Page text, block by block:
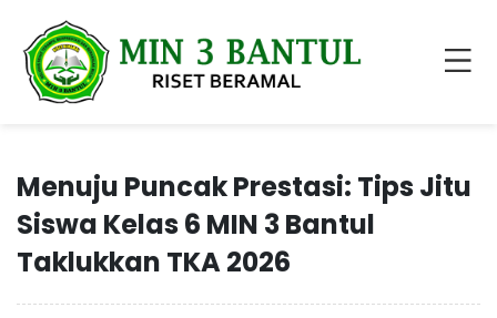
Menuju Puncak Prestasi: Tips Jitu
Siswa Kelas 6 MIN 3 Bantul
Taklukkan TKA 2026